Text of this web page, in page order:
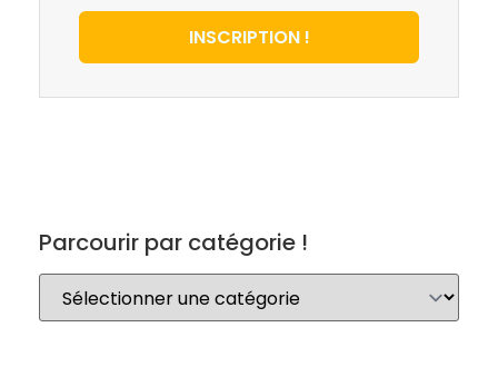
INSCRIPTION !
Parcourir par catégorie !